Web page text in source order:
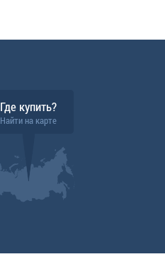
Где купить?
Найти на карте